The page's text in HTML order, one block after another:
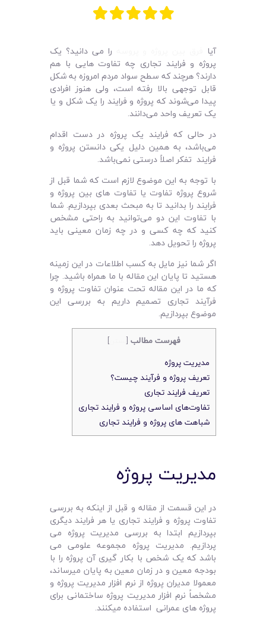
آیا را می دانید؟ یک
پروژه و فرایند تجاری چه تفاوت هایی با هم
دارند؟ هرچند که سطح سواد مردم امروزه به شکل
قابل توجهی بالا رفته است، ولی هنوز افرادی
پیدا می‌شوند که پروژه و فرایند را یک شکل و یا
یک تعریف واحد می‌دانند.
در حالی که فرایند یک پروژه در دست اقدام
می‌باشد، به همین دلیل یکی دانستن پروژه و
فرایند تفکر اصلاً درستی نمی‌باشد.
با توجه به این موضوع لازم است که شما قبل از
شروع پروژه تفاوت یا تفاوت های بین پروژه و
فرایند را بدانید تا به مبحث بعدی بپردازیم. شما
با تفاوت این دو می‌توانید به راحتی مشخص
کنید که چه کسی و در چه زمان معینی باید
پروژه را تحویل دهد.
اگر شما نیز مایل به کسب اطلاعات در این زمینه
هستید تا پایان این مقاله با ما همراه باشید. چرا
که ما در این مقاله تحت عنوان تفاوت پروژه و
فرآیند تجاری تصمیم داریم به بررسی این
موضوع بپردازیم.
فهرست مطالب [بستن ]
مدیریت پروژه
تعریف پروژه و فرآیند چیست؟
تعریف فرایند تجاری
تفاوت‌های اساسی پروژه و فرایند تجاری
شباهت های پروژه و فرایند تجاری
مدیریت پروژه
در این قسمت از مقاله و قبل از اینکه به بررسی
تفاوت پروژه و فرایند تجاری یا هر فرایند دیگری
بپردازیم ابتدا به بررسی مدیریت پروژه می
پردازیم. مدیریت پروژه مجموعه علومی می
باشد که یک شخص با بکار گیری آن پروژه را با
بودجه معین و در زمان معین به پایان میرساند،
معمولا مدیران پروژه از نرم افزار مدیریت پروژه و
مشخصاً نرم افزار مدیریت پروژه ساختمانی برای
پروژه های عمرانی استفاده میکنند.